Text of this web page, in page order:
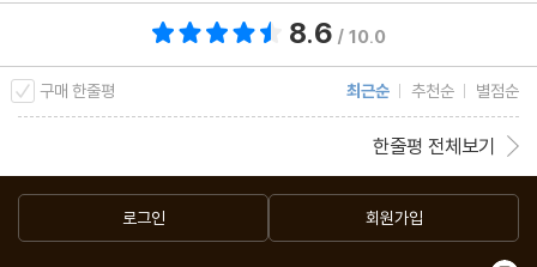
Gandalf Grand Master Award'를 수상했다. 작품 활동 대신 그
벌였다. '톰과 테리 핀커드 SF 살롱'의 주요 참석자였고, 각종 컨벤
시달렸으나, 정확한 진단은 이루어지지 않았다. 이 병을 앓던 시기
이상한 일이 있었는데, '미국 SF 작가 그랜드 마스터 Grand Mast
8.6 / 10.0
구매 한줄평 최근순 추천순 별점순
한줄평 전체보기
로그인 회원가입